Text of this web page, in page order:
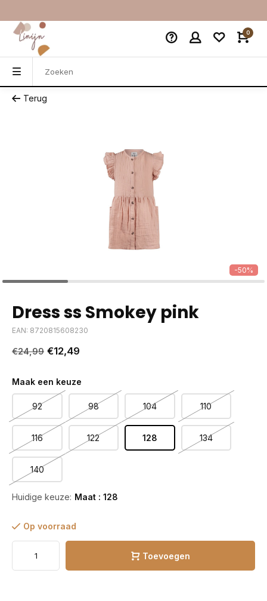
0
Terug
-50%
Dress ss Smokey pink
EAN: 8720815608230
€24,99 €12,49
Maak een keuze
92 98 104 110
116 122 128 134
140
Huidige keuze: Maat : 128
Op voorraad
Toevoegen